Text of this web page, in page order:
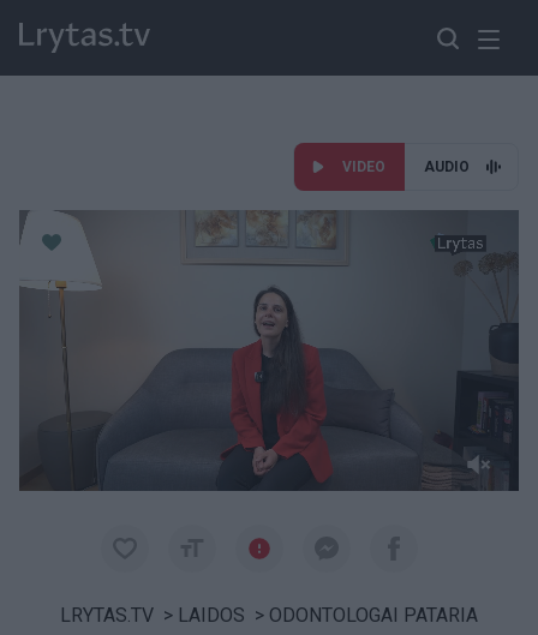
VIDEO AUDIO
Paremkite Ukrainą
LRYTAS.TV > LAIDOS > ODONTOLOGAI PATARIA